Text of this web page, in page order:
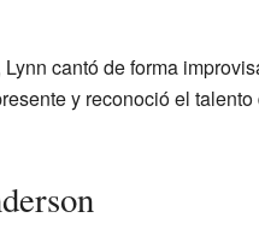
Lynn cantó de forma
y reconoció el